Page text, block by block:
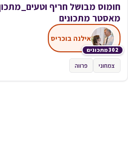
חומוס מבושל חריף
מאסטר מתכונים
302 מתכונים
אילנה בוכריס
צמחוני פרווה